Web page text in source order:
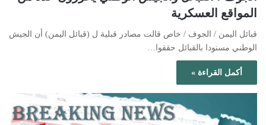
المواقع العسكرية
قبائل اليمن / الجوف / خاص قالت مصادر قبلية ل (قبائل اليمن) أن الجيش
الوطني مسنودا بالقبائل حققوا…
أكمل القراءة »